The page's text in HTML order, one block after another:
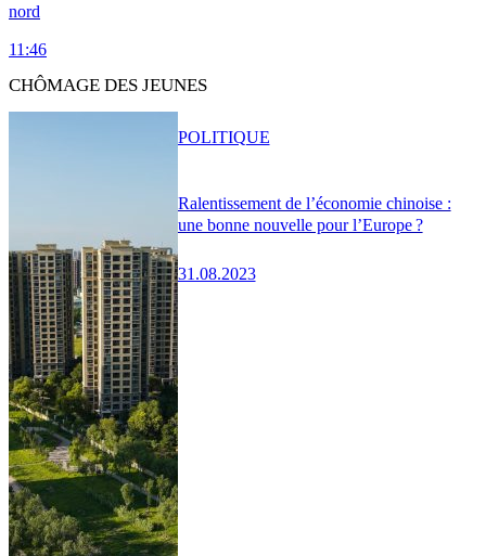
nord
11:46
CHÔMAGE DES JEUNES
Ralentissement de l’économie chinoise :
une bonne nouvelle pour l’Europe ?
31.08.2023
POLITIQUE